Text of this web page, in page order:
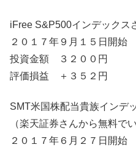
iFree S&P500インデックス
２０１７年９月１５日開始
投資金額 ３２００円
評価損益 ＋３５２円
SMT米国株配当貴族インデ
（楽天証券さんから無料で
２０１７年６月２７日開始